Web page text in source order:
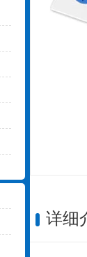
详细